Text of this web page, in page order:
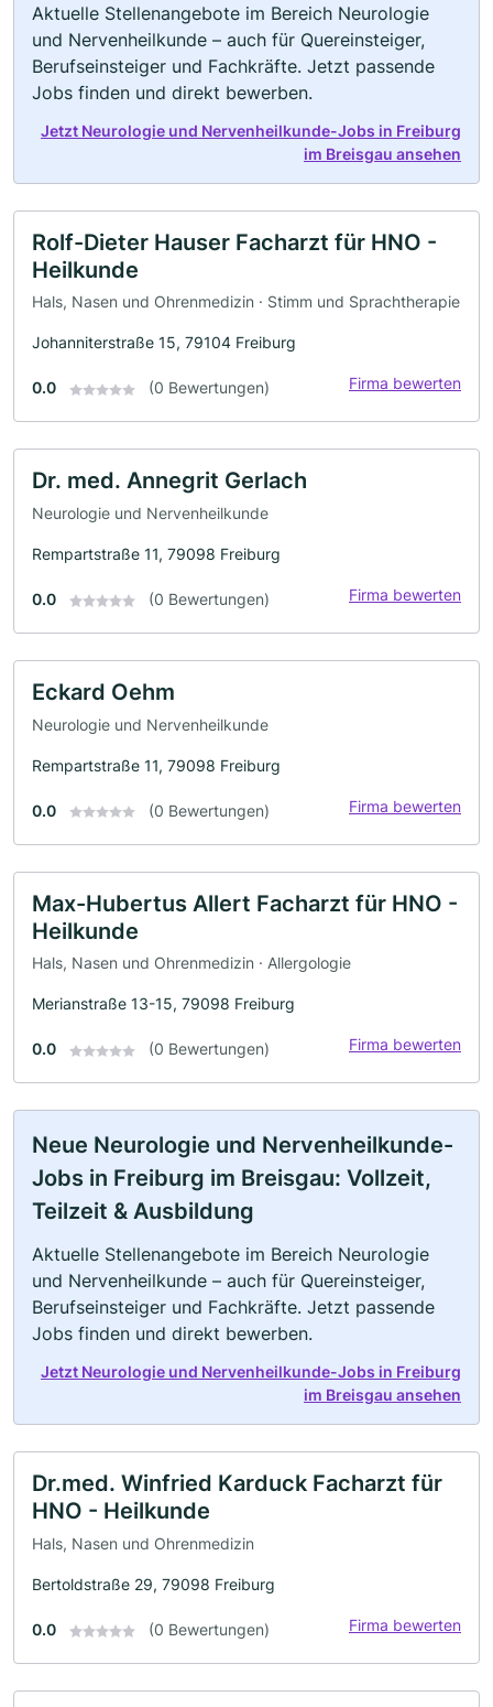
Aktuelle Stellenangebote im Bereich Neurologie
und Nervenheilkunde – auch für Quereinsteiger,
Berufseinsteiger und Fachkräfte. Jetzt passende
Jobs finden und direkt bewerben.
Jetzt Neurologie und Nervenheilkunde-Jobs in Freiburg
im Breisgau ansehen
Rolf-Dieter Hauser Facharzt für HNO -
Heilkunde
Hals, Nasen und Ohrenmedizin · Stimm und Sprachtherapie
Johanniterstraße 15, 79104 Freiburg
0.0 (0 Bewertungen) Firma bewerten
Dr. med. Annegrit Gerlach
Neurologie und Nervenheilkunde
Rempartstraße 11, 79098 Freiburg
0.0 (0 Bewertungen) Firma bewerten
Eckard Oehm
Neurologie und Nervenheilkunde
Rempartstraße 11, 79098 Freiburg
0.0 (0 Bewertungen) Firma bewerten
Max-Hubertus Allert Facharzt für HNO -
Heilkunde
Hals, Nasen und Ohrenmedizin · Allergologie
Merianstraße 13-15, 79098 Freiburg
0.0 (0 Bewertungen) Firma bewerten
Neue Neurologie und Nervenheilkunde-
Jobs in Freiburg im Breisgau: Vollzeit,
Teilzeit & Ausbildung
Aktuelle Stellenangebote im Bereich Neurologie
und Nervenheilkunde – auch für Quereinsteiger,
Berufseinsteiger und Fachkräfte. Jetzt passende
Jobs finden und direkt bewerben.
Jetzt Neurologie und Nervenheilkunde-Jobs in Freiburg
im Breisgau ansehen
Dr.med. Winfried Karduck Facharzt für
HNO - Heilkunde
Hals, Nasen und Ohrenmedizin
Bertoldstraße 29, 79098 Freiburg
0.0 (0 Bewertungen) Firma bewerten